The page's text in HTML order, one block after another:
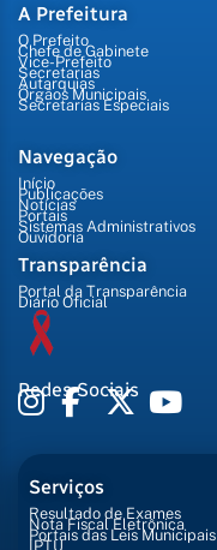
A Prefeitura
O Prefeito
Chefe de Gabinete
Vice-Prefeito
Secretarias
Autarquias
Órgãos Municipais
Secretarias Especiais
Navegação
Início
Publicações
Notícias
Portais
Sistemas Administrativos
Ouvidoria
Transparência
Portal da Transparência
Diário Oficial
Redes Sociais
Serviços
Resultado de Exames
Nota Fiscal Eletrônica
Portais das Leis Municipais
IPTU